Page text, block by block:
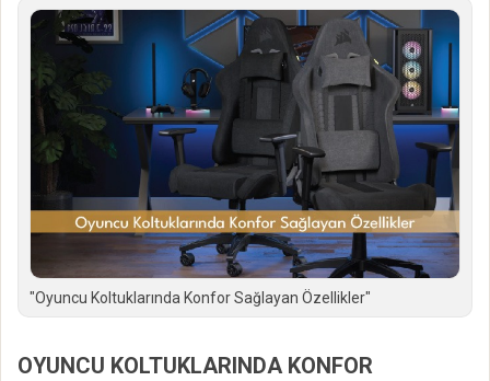
"Oyuncu Koltuklarında Konfor Sağlayan Özellikler"
OYUNCU KOLTUKLARINDA KONFOR